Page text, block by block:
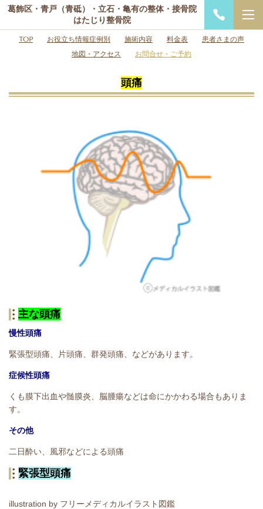
葛飾区・青戸（青砥）・立石・亀有の整体・接骨院
はたじり整骨院
TOP お役立ち情報症例別 施術内容 料金表
患者さまの声
地図・アクセス
お問合せ・ご予約
頭痛
主な頭痛
慢性頭痛
緊張型頭痛、片頭痛、群発頭痛、などがあります。
症候性頭痛
くも膜下出血や髄膜炎、脳腫瘍などは命にかかわる場合もありま
す。
その他
二日酔い、風邪などによる頭痛
緊張型頭痛
illustration by フリーメディカルイラスト図鑑